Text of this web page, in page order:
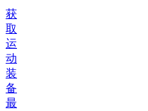
获
取
运
动
装
备
最